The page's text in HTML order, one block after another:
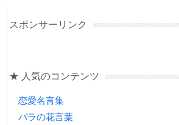
スポンサーリンク
★ 人気のコンテンツ
恋愛名言集
バラの花言葉